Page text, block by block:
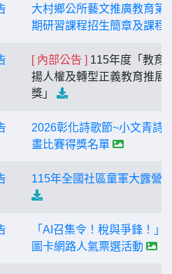
大村鄉公所藝文推廣教育第
期研習課程招生簡章及課程
[ 內部公告 ] 115年度「教育
揚人權及轉型正義教育推展
獎」
2026彰化詩歌節~小文青詩
畫比賽得獎名單
115年全國社區童軍大露營
「AI召集令！稅與爭鋒！」
圖卡網路人氣票選活動